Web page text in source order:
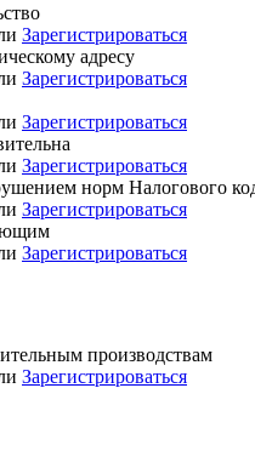
Зарегистрироваться
адресу
Зарегистрироваться
Зарегистрироваться
Зарегистрироваться
норм Налогового
Зарегистрироваться
Зарегистрироваться
производствам
Зарегистрироваться